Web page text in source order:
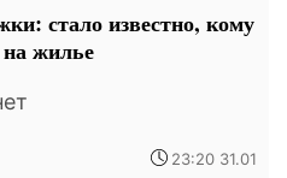
стало известно, кому
на жилье
23:20 31.01